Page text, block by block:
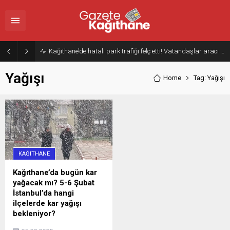
Yağışı Home Tag: Yağışı
KAĞITHANE
Kağıthane’da bugün kar
yağacak mı? 5-6 Şubat
İstanbul’da hangi
ilçelerde kar yağışı
bekleniyor?